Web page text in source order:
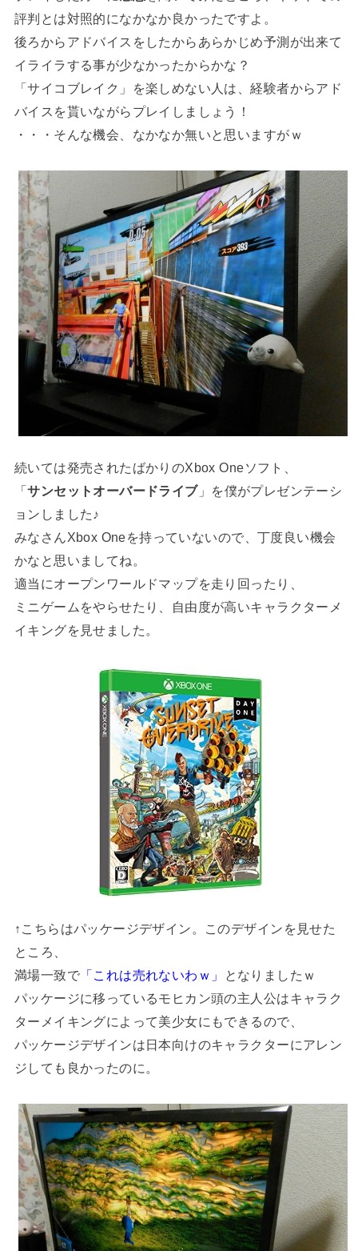
評判とは対照的になかなか良かったですよ。
後ろからアドバイスをしたからあらかじめ予測が出来て
イライラする事が少なかったからかな？
「サイコブレイク」を楽しめない人は、経験者からアド
バイスを貰いながらプレイしましょう！
・・・そんな機会、なかなか無いと思いますがｗ
続いては発売されたばかりのXbox Oneソフト、
「サンセットオーバードライブ」を僕がプレゼンテーシ
ョンしました♪
みなさんXbox Oneを持っていないので、丁度良い機会
かなと思いましてね。
適当にオープンワールドマップを走り回ったり、
ミニゲームをやらせたり、自由度が高いキャラクターメ
イキングを見せました。
↑こちらはパッケージデザイン。このデザインを見せた
ところ、
満場一致で「これは売れないわｗ」
となりましたｗ
パッケージに移っているモヒカン頭の主人公はキャラク
ターメイキングによって美少女にもできるので、
パッケージデザインは日本向けのキャラクターにアレン
ジしても良かったのに。